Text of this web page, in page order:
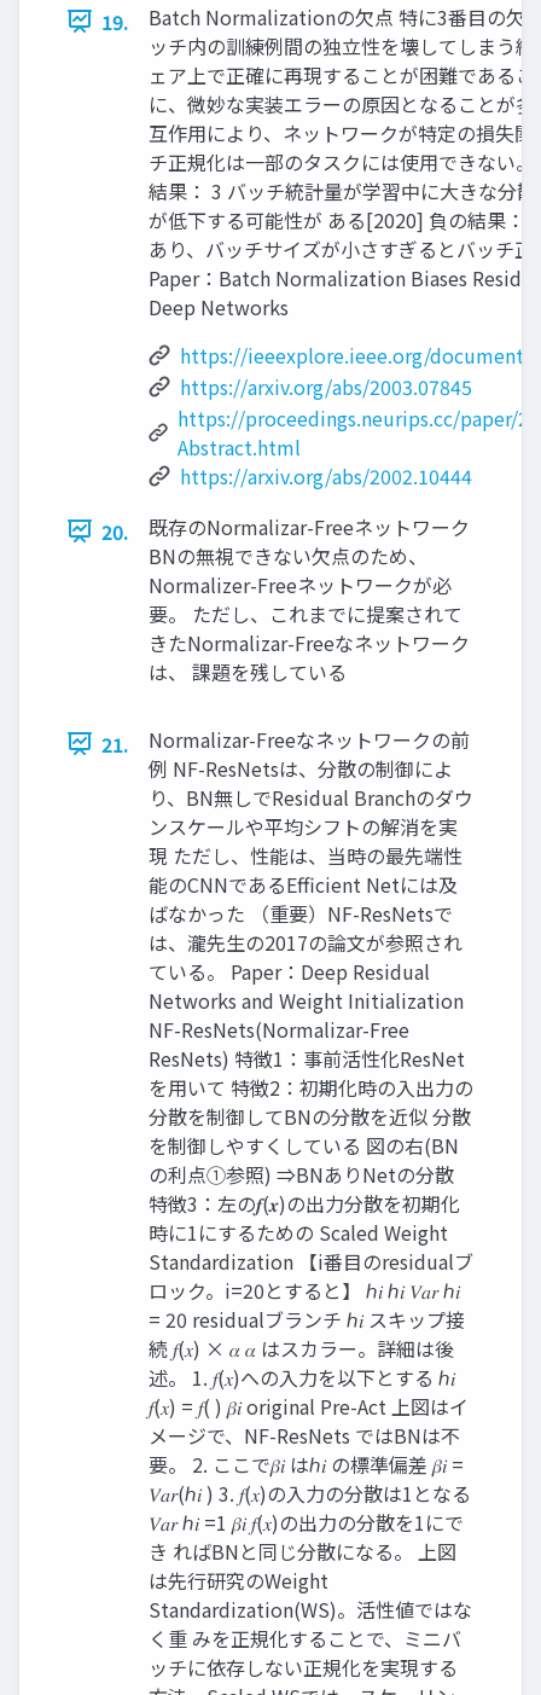
19.
Batch Normalizationの欠点 特に3番目の欠
ッチ内の訓練例間の独立性を壊してしまう
ェア上で正確に再現することが困難である
に、微妙な実装エラーの原因となることが
互作用により、ネットワークが特定の損失
チ正規化は一部のタスクには使用できない
結果： 3 バッチ統計量が学習中に大きな分
が低下する可能性が ある[2020] 負の結果：
あり、バッチサイズが小さすぎるとバッチ
Paper：Batch Normalization Biases
Deep Networks
https://ieeexplore.ieee.org/document/
https://arxiv.org/abs/2003.07845
https://proceedings.neurips.cc/paper/
Abstract.html
https://arxiv.org/abs/2002.10444
20.
既存のNormalizar-Freeネットワーク
BNの無視できない欠点のため、
Normalizer-Freeネットワークが必
要。 ただし、これまでに提案されて
きたNormalizar-Freeなネットワーク
は、 課題を残している
21.
Normalizar-Freeなネットワークの前
例 NF-ResNetsは、分散の制御によ
り、BN無しでResidual Branchのダウ
ンスケールや平均シフトの解消を実
現 ただし、性能は、当時の最先端性
能のCNNであるEfficient Netには及
ばなかった （重要）NF-ResNetsで
は、瀧先生の2017の論文が参照され
ている。 Paper：Deep Residual
Networks and Weight Initialization
NF-ResNets(Normalizar-Free
ResNets) 特徴1：事前活性化ResNet
を用いて 特徴2：初期化時の入出力の
分散を制御してBNの分散を近似 分散
を制御しやすくしている 図の右(BN
の利点①参照) ⇒BNありNetの分散
特徴3：左の𝒇(𝒙)の出力分散を初期化
時に1にするための Scaled Weight
Standardization 【i番目のresidualブ
ロック。i=20とすると】 ℎ𝑖 ℎ𝑖 𝑉𝑎𝑟 ℎ𝑖
= 20 residualブランチ ℎ𝑖 スキップ接
続 𝑓(𝑥) × 𝛼 𝛼 はスカラー。詳細は後
述。 1. 𝑓(𝑥)への入力を以下とする ℎ𝑖
𝑓(𝑥) = 𝑓( ) 𝛽𝑖 original Pre-Act 上図はイ
メージで、NF-ResNets ではBNは不
要。 2. ここで𝛽𝑖 はℎ𝑖 の標準偏差 𝛽𝑖 =
𝑉𝑎𝑟(ℎ𝑖 ) 3. 𝑓(𝑥)の入力の分散は1となる
𝑉𝑎𝑟 ℎ𝑖 =1 𝛽𝑖 𝑓(𝑥)の出力の分散を1にで
き ればBNと同じ分散になる。 上図
は先行研究のWeight
Standardization(WS)。活性値ではな
く重 みを正規化することで、ミニバ
ッチに依存しない正規化を実現する